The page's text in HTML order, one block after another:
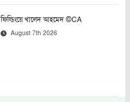
ফিল্ডিংয়ে খালেদ আহমেদ ©CA
August 7th 2026